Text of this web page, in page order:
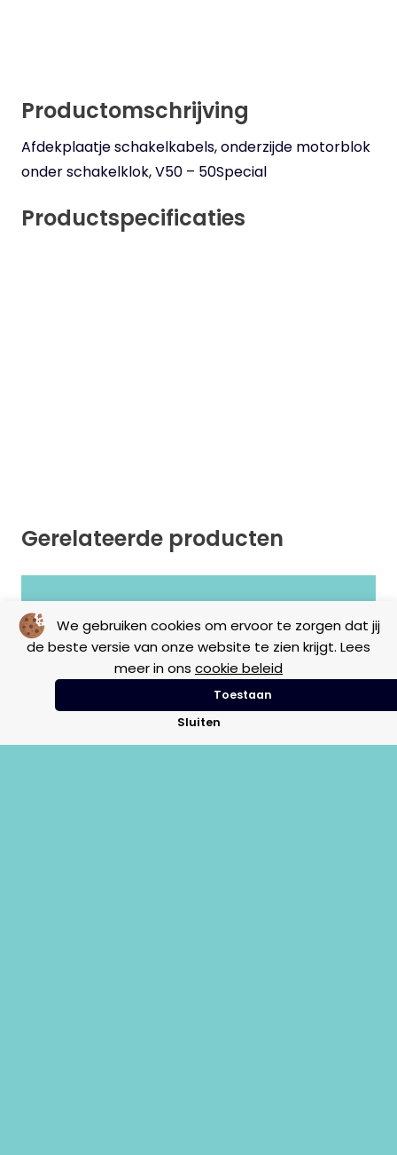
We gebruiken cookies om ervoor te zorgen dat jij
de beste versie van onze website te zien krijgt. Lees
meer in ons cookie beleid
Toestaan
Sluiten
Productomschrijving
Afdekplaatje schakelkabels, onderzijde motorblok
onder schakelklok, V50 – 50Special
Productspecificaties
Gerelateerde producten
Geen resultaten gevonden.